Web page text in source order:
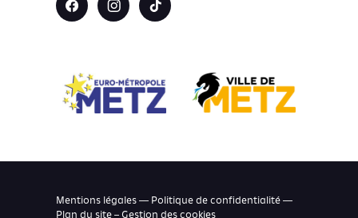
Mentions légales — Politique de confidentialité —
Plan du site – Gestion des cookies